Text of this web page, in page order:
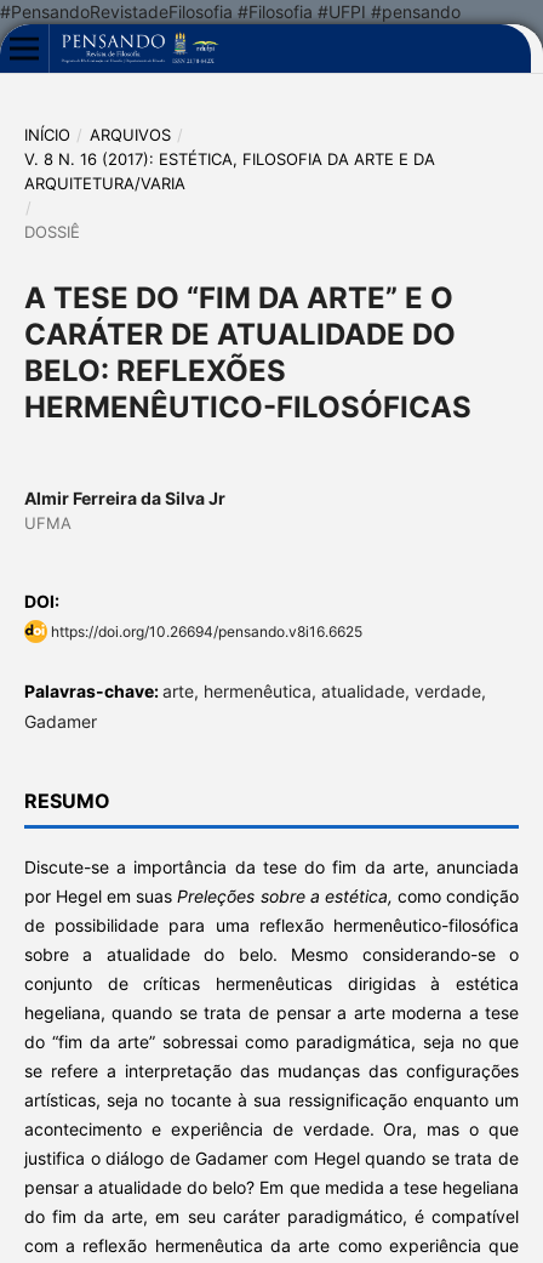
#PensandoRevistadeFilosofia #Filosofia #UFPI #pensando
INÍCIO / ARQUIVOS /
V. 8 N. 16 (2017): ESTÉTICA, FILOSOFIA DA ARTE E DA
ARQUITETURA/VARIA
/
DOSSIÊ
A TESE DO “FIM DA ARTE” E O
CARÁTER DE ATUALIDADE DO
BELO: REFLEXÕES
HERMENÊUTICO-FILOSÓFICAS
Almir Ferreira da Silva Jr
UFMA
DOI:
https://doi.org/10.26694/pensando.v8i16.6625
Palavras-chave:arte, hermenêutica, atualidade, verdade,
Gadamer
RESUMO
Discute-se a importância da tese do fim da arte, anunciada
por Hegel em suasPreleções sobre a estética, como condição
de possibilidade para uma reflexão hermenêutico-filosófica
sobre a atualidade do belo. Mesmo considerando-se o
conjunto de críticas hermenêuticas dirigidas à estética
hegeliana, quando se trata de pensar a arte moderna a tese
do “fim da arte” sobressai como paradigmática, seja no que
se refere a interpretação das mudanças das configurações
artísticas, seja no tocante à sua ressignificação enquanto um
acontecimento e experiência de verdade. Ora, mas o que
justifica o diálogo de Gadamer com Hegel quando se trata de
pensar a atualidade do belo? Em que medida a tese hegeliana
do fim da arte, em seu caráter paradigmático, é compatível
com a reflexão hermenêutica da arte como experiência que